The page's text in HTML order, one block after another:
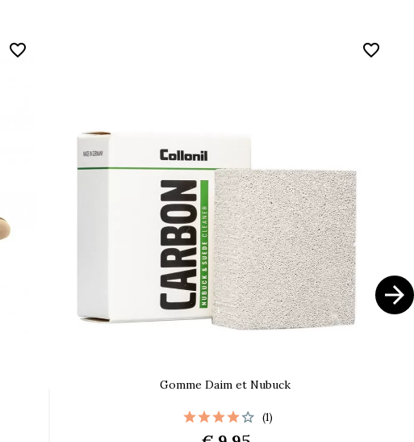
favorite_border favorite_border
Gomme Daim et Nubuck
(1)
